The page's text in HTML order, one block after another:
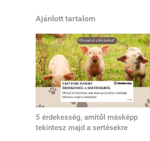
Ajánlott tartalom
5 érdekesség, amitől másképp
tekintesz majd a sertésekre